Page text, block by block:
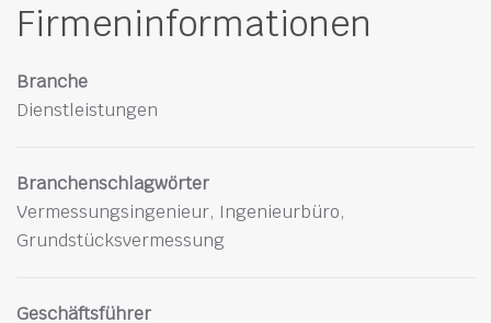
Firmeninformationen
Branche
Dienstleistungen
Branchenschlagwörter
Vermessungsingenieur, Ingenieurbüro,
Grundstücksvermessung
Geschäftsführer